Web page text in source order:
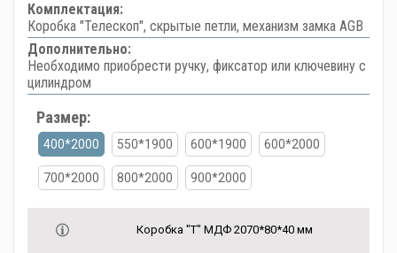
Комплектация:
Коробка "Телескоп", скрытые петли, механизм замка AGB
Дополнительно:
Необходимо приобрести ручку, фиксатор или ключевину с
цилиндром
Размер:
400*2000 550*1900 600*1900 600*2000
700*2000 800*2000 900*2000
Коробка "Т" МДФ 2070*80*40 мм